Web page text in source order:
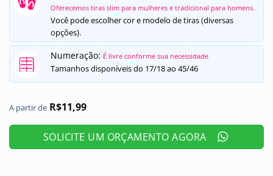
Oferecemos tiras slim para mulheres e tradicional para homens.
Você pode escolher cor e modelo de tiras (diversas
opções).
Numeração: É livre conforme sua necessidade
Tamanhos disponíveis do 17/18 ao 45/46
A partir de R$11,99
SOLICITE UM ORÇAMENTO AGORA